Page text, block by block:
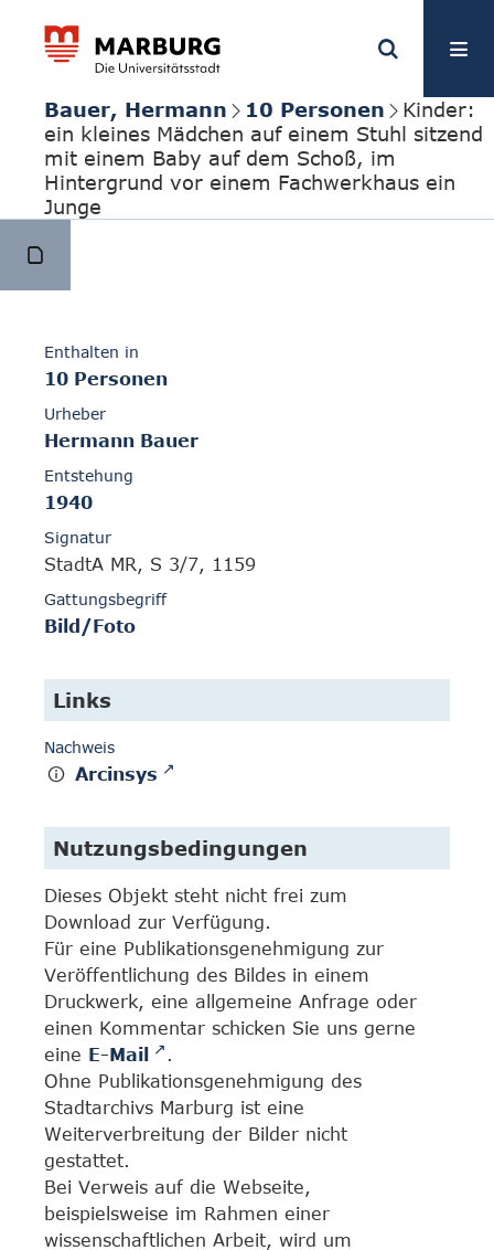
Bauer, Hermann 10 Personen
Kinder:
ein kleines Mädchen auf einem Stuhl sitzend
mit einem Baby auf dem Schoß, im
Hintergrund vor einem Fachwerkhaus ein
Junge
Enthalten in
10 Personen
Urheber
Hermann Bauer
Entstehung
1940
Signatur
StadtA MR, S 3/7, 1159
Gattungsbegriff
Bild/Foto
Links
Nachweis
Arcinsys
Nutzungsbedingungen
Dieses Objekt steht nicht frei zum
Download zur Verfügung.
Für eine Publikationsgenehmigung zur
Veröffentlichung des Bildes in einem
Druckwerk, eine allgemeine Anfrage oder
einen Kommentar schicken Sie uns gerne
eine E-Mail
.
Ohne Publikationsgenehmigung des
Stadtarchivs Marburg ist eine
Weiterverbreitung der Bilder nicht
gestattet.
Bei Verweis auf die Webseite,
beispielsweise im Rahmen einer
wissenschaftlichen Arbeit, wird um